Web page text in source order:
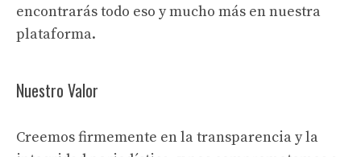
encontrarás todo eso y mucho más en nuestra
plataforma.
Nuestro Valor
Creemos firmemente en la transparencia y la